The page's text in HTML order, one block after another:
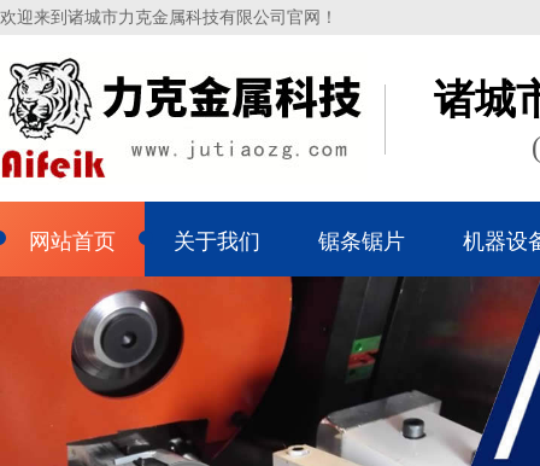
欢迎来到诸城市力克金属科技有限公司官网！
诸城
网站首页 关于我们 锯条锯片 机器设